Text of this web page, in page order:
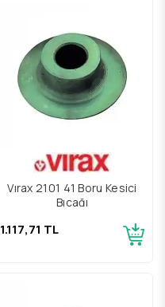
Vırax 2101 41 Boru Kesici
Bıçağı
1.117,71 TL